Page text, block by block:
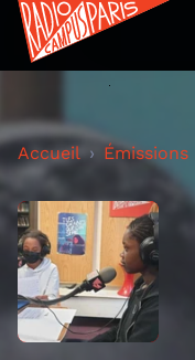
Accueil Émissions